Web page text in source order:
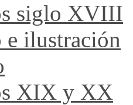
siglo XVIII
e ilustración
XIX y XX